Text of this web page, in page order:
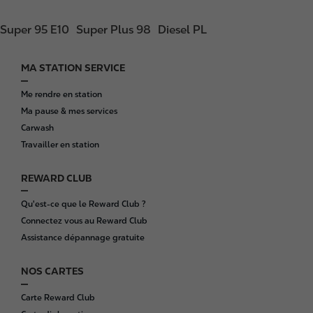
Super 95 E10 Super Plus 98 Diesel PL
F
o
o
t
e
MA STATION SERVICE
Me rendre en station
Ma pause & mes services
Carwash
Travailler en station
REWARD CLUB
Qu'est-ce que le Reward Club ?
Connectez vous au Reward Club
Assistance dépannage gratuite
NOS CARTES
Carte Reward Club